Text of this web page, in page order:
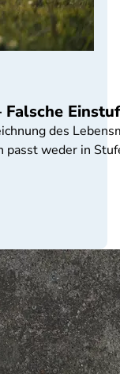
Falsche
des
weder in